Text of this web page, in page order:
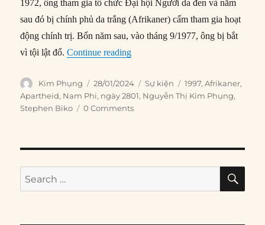
1972, ông tham gia tổ chức Đại hội Người da đen và năm
sau đó bị chính phủ da trắng (Afrikaner) cấm tham gia hoạt
động chính trị. Bốn năm sau, vào tháng 9/1977, ông bị bắt
vì tội lật đổ.Continue reading“28/01/1997: Cảnh sát Nam Phi
Author
Kim Phụng
Posted
on
28/01/2024 Categories
Sự kiện Tags
1997,Afrikaner,
Apartheid, Nam Phi, ngày 2801, Nguyễn Thị Kim Phụng,
Stephen Biko
0 Comments
Search
for: